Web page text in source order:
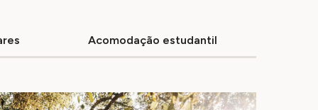
Acomodação estudantil